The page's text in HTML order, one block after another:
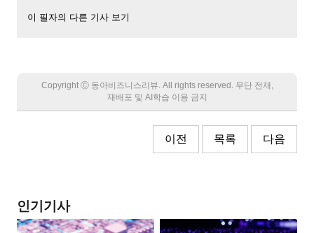
이 필자의 다른 기사 보기
Copyright Ⓒ 동아비즈니스리뷰. All rights reserved. 무단 전재,
재배포 및 AI학습 이용 금지
이전 목록 다음
인기기사